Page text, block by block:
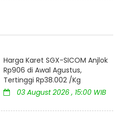
Harga Karet SGX-SICOM Anjlok
Rp906 di Awal Agustus,
Tertinggi Rp38.002 /Kg
03 August 2026 , 15:00 WIB